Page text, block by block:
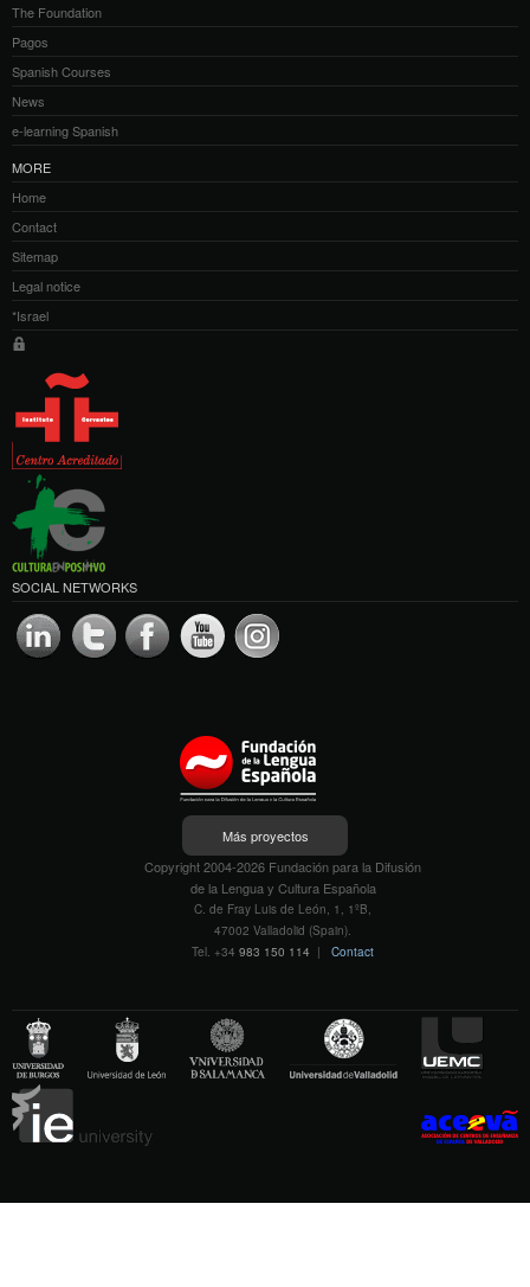
The Foundation
Pagos
Spanish Courses
News
e-learning Spanish
MORE
Home
Contact
Sitemap
Legal notice
*Israel
SOCIAL NETWORKS
Más proyectos
Copyright 2004-2026 Fundación para la Difusión
de la Lengua y Cultura Española
C. de Fray Luis de León, 1, 1ºB,
47002 Valladolid (Spain).
Tel. +34 983 150 114 | Contact